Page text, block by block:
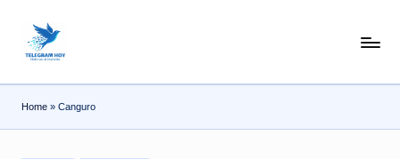
N
o
T
Home » Canguro